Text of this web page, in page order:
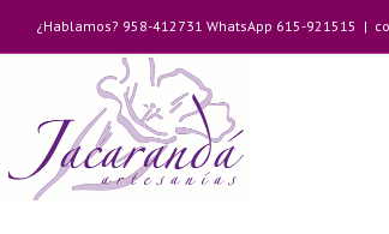
contenido
¿Hablamos? 958-412731 WhatsApp 615-921515 |